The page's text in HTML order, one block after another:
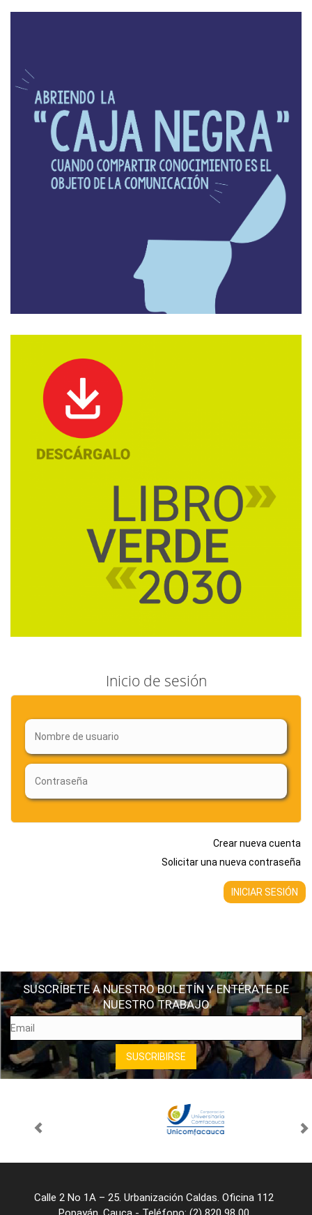
Inicio de sesión
Crear nueva cuenta
Solicitar una nueva contraseña
SUSCRÍBETE A NUESTRO BOLETÍN Y ENTÉRATE DE
NUESTRO TRABAJO
Calle 2 No 1A – 25. Urbanización Caldas. Oficina 112